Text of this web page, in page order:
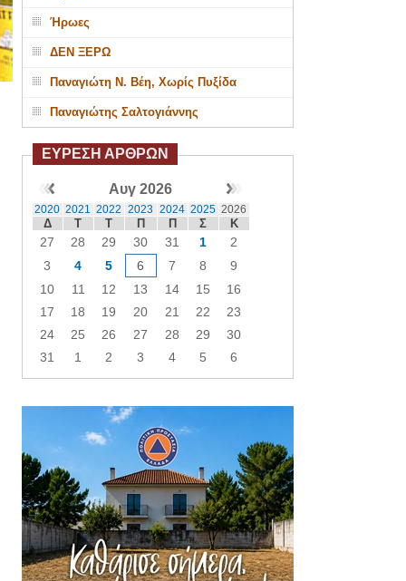
Ήρωες
ΔΕΝ ΞΕΡΩ
Παναγιώτη Ν. Βέη, Χωρίς Πυξίδα
Παναγιώτης Σαλτογιάννης
ΕΥΡΕΣΗ ΑΡΘΡΩΝ
Αυγ 2026
2020 2021 2022 2023 2024 2025 2026
Δ Τ Τ Π Π Σ Κ
27 28 29 30 31 1
2
3
4 5 6 7 8
9
10
11 12 13 14 15
16
17
18 19 20 21 22
23
24
25 26 27 28 29
30
31
1 2 3 4 5 6